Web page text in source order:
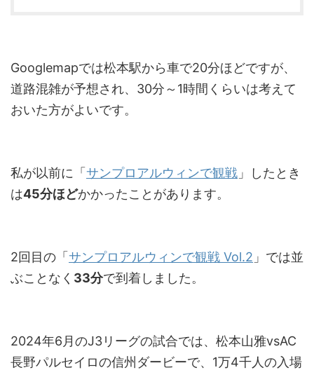
Googlemapでは松本駅から車で20分ほどですが、
道路混雑が予想され、30分～1時間くらいは考えて
おいた方がよいです。
私が以前に「サンプロアルウィンで観戦 」したとき
は45分ほどかかったことがあります。
2回目の「サンプロアルウィンで観戦 Vol.2 」では並
ぶことなく 33分で到着しました。
2024年6月のJ3リーグの試合では、松本山雅vsAC
長野パルセイロの信州ダービーで、1万4千人の入場